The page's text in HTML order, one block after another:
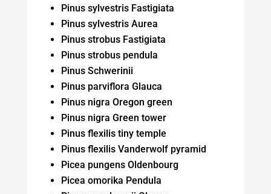
Pinus sylvestris Fastigiata
Pinus sylvestris Aurea
Pinus strobus Fastigiata
Pinus strobus pendula
Pinus Schwerinii
Pinus parviflora Glauca
Pinus nigra Oregon green
Pinus nigra Green tower
Pinus flexilis tiny temple
Pinus flexilis Vanderwolf pyramid
Picea pungens Oldenbourg
Picea omorika Pendula